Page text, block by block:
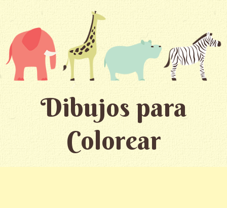
Dibujos para
Colorear